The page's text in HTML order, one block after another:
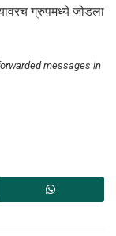
ग्रुपमध्ये जोडला
messages in